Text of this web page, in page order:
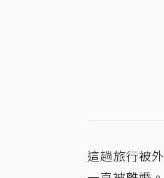
這趟旅行被